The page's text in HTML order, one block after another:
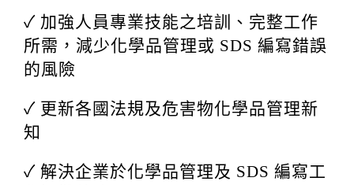
✓ 加強人員專業技能之培訓、完整工作
所需，減少化學品管理或 SDS 編寫錯誤
的風險
✓ 更新各國法規及危害物化學品管理新
知
✓ 解決企業於化學品管理及 SDS 編寫工